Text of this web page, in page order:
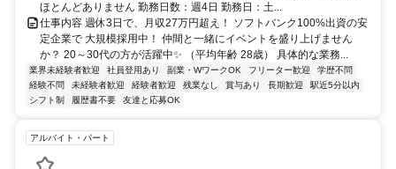
ほとんどありません 勤務日数：週4日 勤務日：土...
仕事内容 週休3日で、月収27万円超え！ ソフトバンク100%出資の安
定企業で 大規模採用中！ 仲間と一緒にイベントを盛り上げません
か？ 20～30代の方が活躍中✨ （平均年齢 28歳） 具体的な業務...
業界未経験者歓迎 社員登用あり 副業・WワークOK フリーター歓迎
学歴不問
経験不問
未経験者歓迎 経験者歓迎 残業なし 賞与あり 長期歓迎
駅近5分以内
シフト制
履歴書不要 友達と応募OK
アルバイト・パート